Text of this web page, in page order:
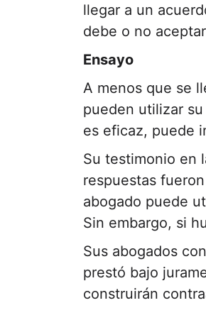
llegar a un
debe o no
Ensayo
A menos que se
pueden utilizar
es eficaz, puede
Su testimonio en
respuestas
abogado puede
Sin embargo, si
Sus abogados
prestó bajo
construirán